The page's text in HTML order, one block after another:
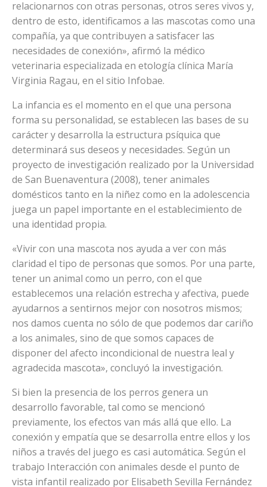
relacionarnos con otras personas, otros seres vivos y,
dentro de esto, identificamos a las mascotas como una
compañía, ya que contribuyen a satisfacer las
necesidades de conexión», afirmó la médico
veterinaria especializada en etología clínica María
Virginia Ragau, en el sitio Infobae.
La infancia es el momento en el que una persona
forma su personalidad, se establecen las bases de su
carácter y desarrolla la estructura psíquica que
determinará sus deseos y necesidades. Según un
proyecto de investigación realizado por la Universidad
de San Buenaventura (2008), tener animales
domésticos tanto en la niñez como en la adolescencia
juega un papel importante en el establecimiento de
una identidad propia.
«Vivir con una mascota nos ayuda a ver con más
claridad el tipo de personas que somos. Por una parte,
tener un animal como un perro, con el que
establecemos una relación estrecha y afectiva, puede
ayudarnos a sentirnos mejor con nosotros mismos;
nos damos cuenta no sólo de que podemos dar cariño
a los animales, sino de que somos capaces de
disponer del afecto incondicional de nuestra leal y
agradecida mascota», concluyó la investigación.
Si bien la presencia de los perros genera un
desarrollo favorable, tal como se mencionó
previamente, los efectos van más allá que ello. La
conexión y empatía que se desarrolla entre ellos y los
niños a través del juego es casi automática. Según el
trabajo Interacción con animales desde el punto de
vista infantil realizado por Elisabeth Sevilla Fernández